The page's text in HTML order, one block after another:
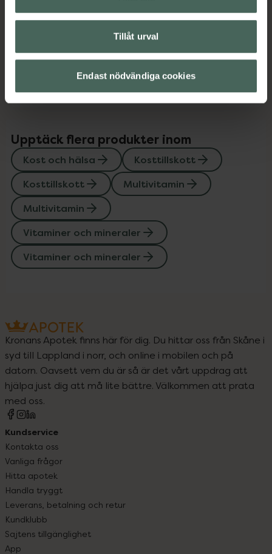
Tillåt urval
Endast nödvändiga cookies
Instruktioner
Upptäck flera produkter inom
Kost och hälsa
Kosttillskott
Kosttillskott
Multivitamin
Multivitamin
Vitaminer och mineraler
Vitaminer och mineraler
Kronans Apotek finns här för dig. Du hittar oss från Skåne i
syd till Lappland i norr, och online i mobilen och på
datorn. Oavsett vem du är så är det vårt uppdrag att
hjälpa just dig att må lite bättre. Välkommen att prata
med oss.
Kundservice
Kontakta oss
Vanliga frågor
Hitta apotek
Handla tryggt
Leverans, betalning och retur
Kundklubb
Sajtens tillgänglighet
App